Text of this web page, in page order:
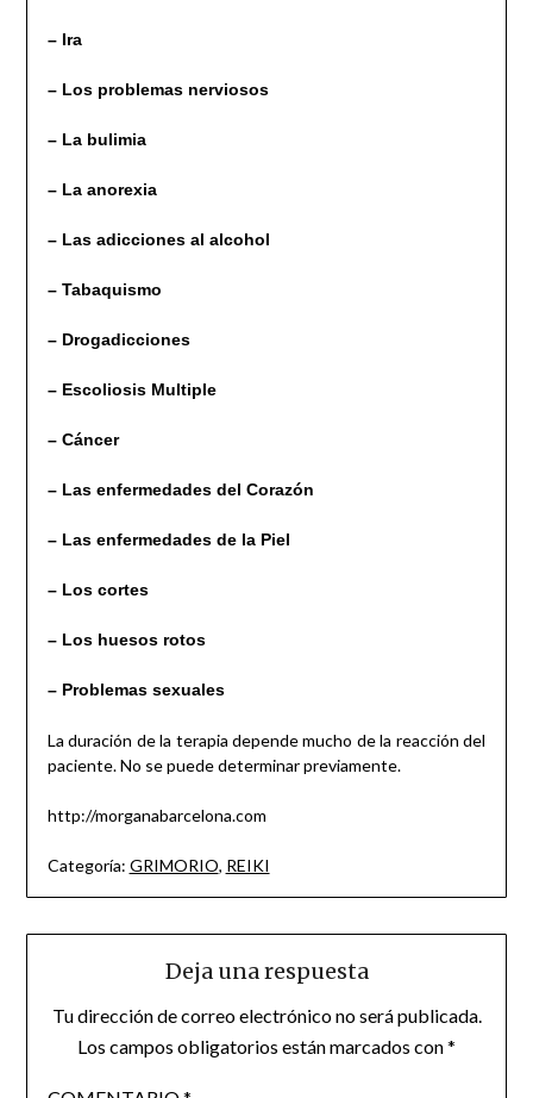
– Ira
– Los problemas nerviosos
– La bulimia
– La anorexia
– Las adicciones al alcohol
– Tabaquismo
– Drogadicciones
– Escoliosis Multiple
– Cáncer
– Las enfermedades del Corazón
– Las enfermedades de la Piel
– Los cortes
– Los huesos rotos
– Problemas sexuales
La duración de la terapia depende mucho de la reacción del
paciente. No se puede determinar previamente.
http://morganabarcelona.com
Categoría: GRIMORIO, REIKI
Deja una respuesta
Tu dirección de correo electrónico no será publicada.
Los campos obligatorios están marcados con*